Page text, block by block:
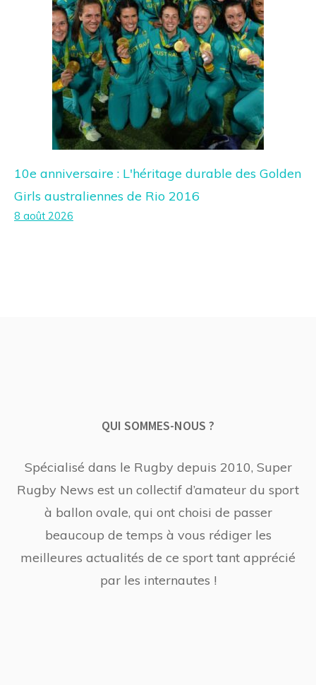
10e anniversaire : L'héritage durable des Golden
Girls australiennes de Rio 2016
8 août 2026
QUI SOMMES-NOUS ?
Spécialisé dans le Rugby depuis 2010, Super
Rugby News est un collectif d’amateur du sport
à ballon ovale, qui ont choisi de passer
beaucoup de temps à vous rédiger les
meilleures actualités de ce sport tant apprécié
par les internautes !